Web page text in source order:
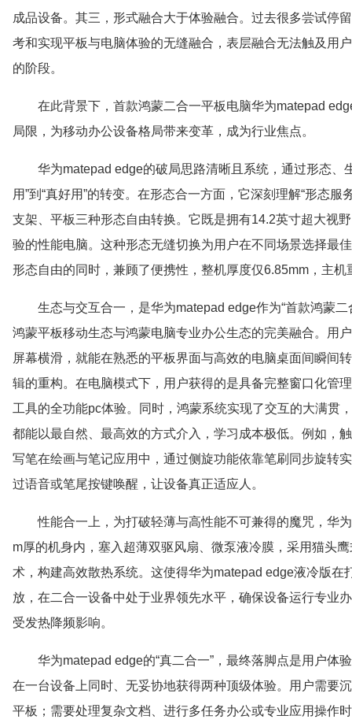
成品设备。其三，形式融合大于体验融合。过去很多尝试停
考和实现平板与电脑体验的无缝融合，表层融合无法触及用
的阶段。
在此背景下，首款鸿蒙二合一平板电脑华为matepad
局限，为移动办公设备格局带来变革，成为行业焦点。
华为matepad edge的破局思路清晰且系统，通过形态、
用”到“真好用”的转变。在形态合一方面，它深刻理解“形态
支架、平板三种形态自由转换。它既是拥有14.2英寸超大视
验的性能电脑。这种形态无缝切换为用户在不同场景选择最
形态自由的同时，兼顾了便携性，整机厚度仅6.85mm，主
生态与交互合一，是华为matepad edge作为“首款鸿蒙
鸿蒙平板移动生态与鸿蒙电脑专业办公生态的完美融合。用
屏幕横滑，就能在熟悉的平板界面与高效的电脑桌面间瞬间
辑的重构。在电脑模式下，用户获得的是具备完整窗口化管
工具的全功能pc体验。同时，鸿蒙系统实现了交互的大满贯
都能以最自然、最高效的方式介入，学习成本极低。例如，
写笔在绘画与笔记应用中，通过侧旋功能依靠笔刷同步旋转
过语音或笔尾按键唤醒，让设备真正适应人。
性能合一上，为打破轻薄与高性能不可兼得的魔咒，华
m厚的机身内，塞入超薄双驱风扇、微泵液冷膜，采用猫头
术，构建高效散热系统。这使得华为matepad edge液冷版
放，在二合一设备中处于业界领先水平，确保设备运行专业
受发热降频影响。
华为matepad edge的“真二合一”，最终落脚点是用户体
在一台设备上同时、无妥协地获得两种顶级体验。用户需要
平板；需要处理复杂文档、进行多任务办公或专业应用操作